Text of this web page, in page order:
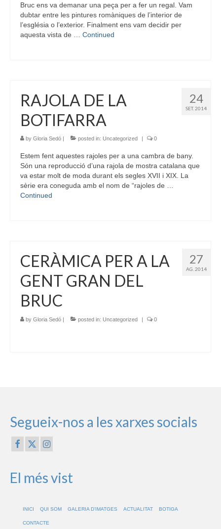
Bruc ens va demanar una peça per a fer un regal. Vam
dubtar entre les pintures romàniques de l’interior de
l’església o l’exterior. Finalment ens vam decidir per
aquesta vista de … Continued
24
SET. 2014
RAJOLA DE LA
BOTIFARRA
by Gloria Sedó posted in: Uncategorized 0
Estem fent aquestes rajoles per a una cambra de bany.
Són una reproducció d’una rajola de mostra catalana que
va estar molt de moda durant els segles XVII i XIX. La
sèrie era coneguda amb el nom de “rajoles de …
Continued
27
AG. 2014
CERÀMICA PER A LA
GENT GRAN DEL
BRUC
by Gloria Sedó | posted in: Uncategorized | 0
Segueix-nos a les xarxes socials
El més vist
INICI QUI SOM GALERIA D’IMATGES ACTUALITAT BOTIGA
CONTACTE